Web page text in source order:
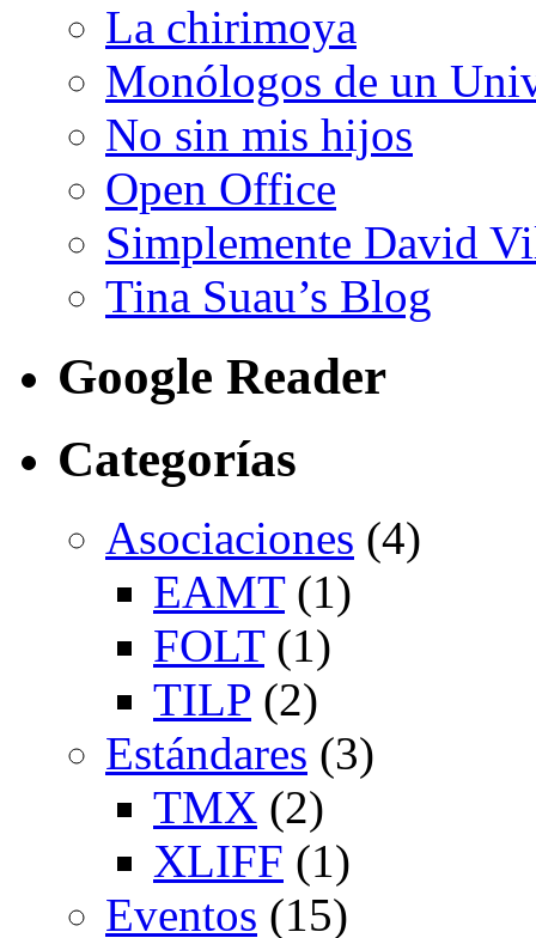
La chirimoya
Monólogos de un
No sin mis hijos
Open Office
Simplemente David
Tina Suau’s Blog
Google Reader
Categorías
Asociaciones (4)
EAMT(1)
FOLT(1)
TILP (2)
Estándares (3)
TMX (2)
XLIFF (1)
Eventos (15)